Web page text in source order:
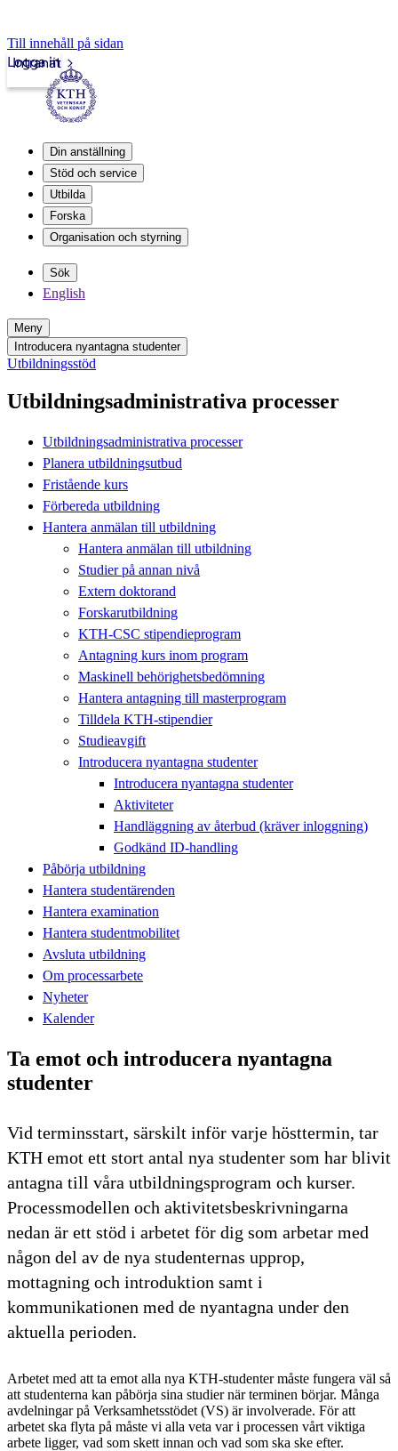
Till innehåll på sidan
Intranät
Logga in
Din anställning
Stöd och service
Utbilda
Forska
Organisation och styrning
Sök
English
Meny
Introducera nyantagna studenter
Utbildningsstöd
Utbildningsadministrativa processer
Utbildningsadministrativa processer
Planera utbildningsutbud
Fristående kurs
Förbereda utbildning
Hantera anmälan till utbildning
Hantera anmälan till utbildning
Studier på annan nivå
Extern doktorand
Forskarutbildning
KTH-CSC stipendieprogram
Antagning kurs inom program
Maskinell behörighetsbedömning
Hantera antagning till masterprogram
Tilldela KTH-stipendier
Studieavgift
Introducera nyantagna studenter
Introducera nyantagna studenter
Aktiviteter
Handläggning av återbud (kräver inloggning)
Godkänd ID-handling
Påbörja utbildning
Hantera studentärenden
Hantera examination
Hantera studentmobilitet
Avsluta utbildning
Om processarbete
Nyheter
Kalender
Ta emot och introducera nyantagna
studenter
Vid terminsstart, särskilt inför varje hösttermin, tar
KTH emot ett stort antal nya studenter som har blivit
antagna till våra utbildningsprogram och kurser.
Processmodellen och aktivitetsbeskrivningarna
nedan är ett stöd i arbetet för dig som arbetar med
någon del av de nya studenternas upprop,
mottagning och introduktion samt i
kommunikationen med de nyantagna under den
aktuella perioden.
Arbetet med att ta emot alla nya KTH-studenter måste fungera väl så
att studenterna kan påbörja sina studier när terminen börjar. Många
avdelningar på Verksamhetsstödet (VS) är involverade. För att
arbetet ska flyta på måste vi alla veta var i processen vårt viktiga
arbete ligger, vad som skett innan och vad som ska ske efter.